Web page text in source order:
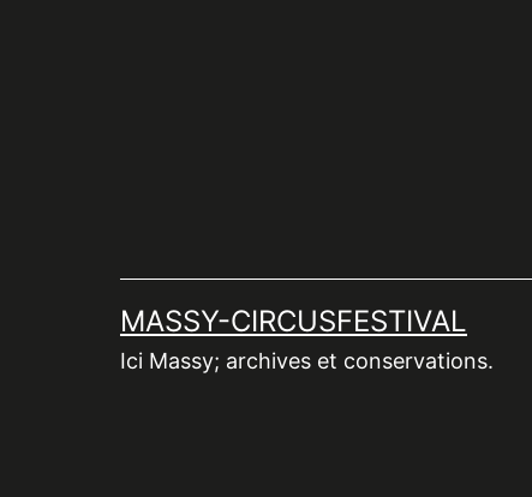
MASSY-CIRCUSFESTIVAL
Ici Massy; archives et conservations.